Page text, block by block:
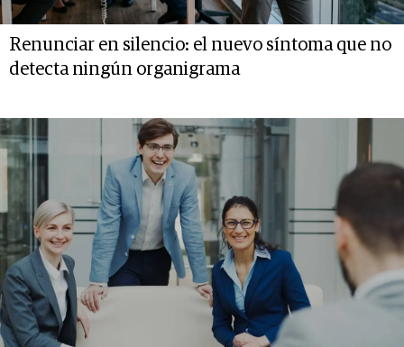
Renunciar en silencio: el nuevo síntoma que no
detecta ningún organigrama